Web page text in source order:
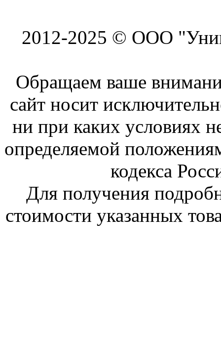
2012-2025 © ООО
Обращаем ваше
сайт носит
ни при каких условиях
определяемой
кодекса
Для получения
стоимости указанных